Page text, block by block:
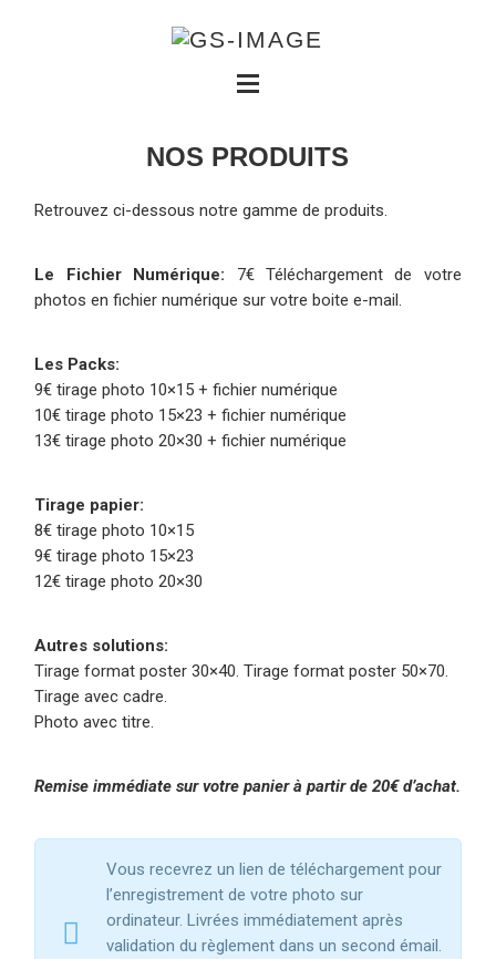
NOS PRODUITS
Retrouvez ci-dessous notre gamme de produits.
Le Fichier Numérique: 7€ Téléchargement de votre
photos en fichier numérique sur votre boite e-mail.
Les Packs:
9€ tirage photo 10×15 + fichier numérique
10€ tirage photo 15×23 + fichier numérique
13€ tirage photo 20×30 + fichier numérique
Tirage papier:
8€ tirage photo 10×15
9€ tirage photo 15×23
12€ tirage photo 20×30
Autres solutions:
Tirage format poster 30×40. Tirage format poster 50×70.
Tirage avec cadre.
Photo avec titre.
Remise immédiate sur votre panier à partir de 20€ d’achat.
Vous recevrez un lien de téléchargement pour
l’enregistrement de votre photo sur
ordinateur. Livrées immédiatement après
validation du règlement dans un second émail.